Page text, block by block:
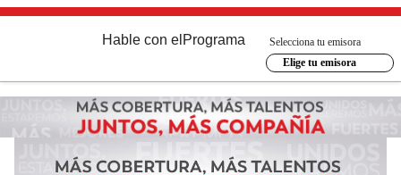
Hable con el Programa
Selecciona tu emisora
Elige tu emisora